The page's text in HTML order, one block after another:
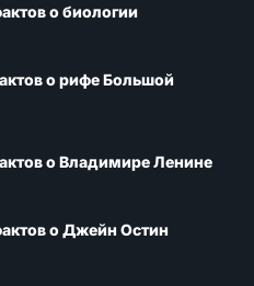
о биологии
о рифе Большой
о Владимире Ленине
о Джейн Остин